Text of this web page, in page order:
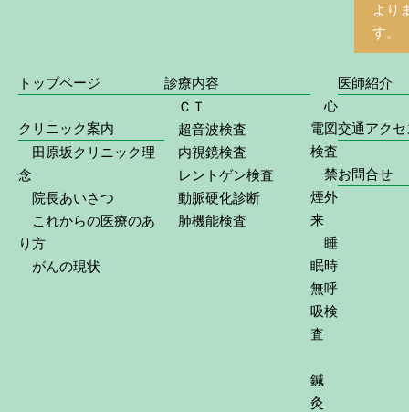
より
す。
トップページ
クリニック案内
田原坂クリニック理
念
院長あいさつ
これからの医療のあ
り方
がんの現状
診療内容
ＣＴ
超音波検査
内視鏡検査
レントゲン検査
動脈硬化診断
肺機能検査
心
電図
検査
禁
煙外
来
睡
眠時
無呼
吸検
査
鍼
灸
医師紹介
交通アクセ
お問合せ